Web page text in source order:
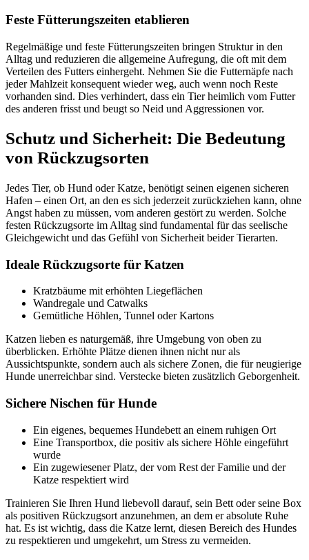
Feste Fütterungszeiten etablieren
Regelmäßige und feste Fütterungszeiten bringen Struktur in den
Alltag und reduzieren die allgemeine Aufregung, die oft mit dem
Verteilen des Futters einhergeht. Nehmen Sie die Futternäpfe nach
jeder Mahlzeit konsequent wieder weg, auch wenn noch Reste
vorhanden sind. Dies verhindert, dass ein Tier heimlich vom Futter
des anderen frisst und beugt so Neid und Aggressionen vor.
Schutz und Sicherheit: Die Bedeutung
von Rückzugsorten
Jedes Tier, ob Hund oder Katze, benötigt seinen eigenen sicheren
Hafen – einen Ort, an den es sich jederzeit zurückziehen kann, ohne
Angst haben zu müssen, vom anderen gestört zu werden. Solche
festen Rückzugsorte im Alltag sind fundamental für das seelische
Gleichgewicht und das Gefühl von Sicherheit beider Tierarten.
Ideale Rückzugsorte für Katzen
Kratzbäume mit erhöhten Liegeflächen
Wandregale und Catwalks
Gemütliche Höhlen, Tunnel oder Kartons
Katzen lieben es naturgemäß, ihre Umgebung von oben zu
überblicken. Erhöhte Plätze dienen ihnen nicht nur als
Aussichtspunkte, sondern auch als sichere Zonen, die für neugierige
Hunde unerreichbar sind. Verstecke bieten zusätzlich Geborgenheit.
Sichere Nischen für Hunde
Ein eigenes, bequemes Hundebett an einem ruhigen Ort
Eine Transportbox, die positiv als sichere Höhle eingeführt
wurde
Ein zugewiesener Platz, der vom Rest der Familie und der
Katze respektiert wird
Trainieren Sie Ihren Hund liebevoll darauf, sein Bett oder seine Box
als positiven Rückzugsort anzunehmen, an dem er absolute Ruhe
hat. Es ist wichtig, dass die Katze lernt, diesen Bereich des Hundes
zu respektieren und umgekehrt, um Stress zu vermeiden.